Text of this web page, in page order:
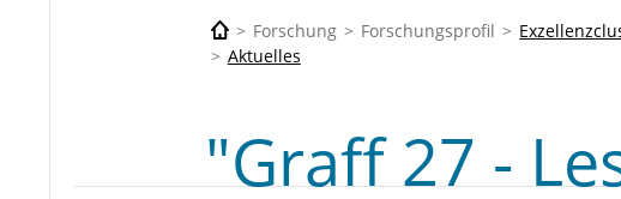
Forschung Forschungsprofil
Aktuelles
"Graff 27 -